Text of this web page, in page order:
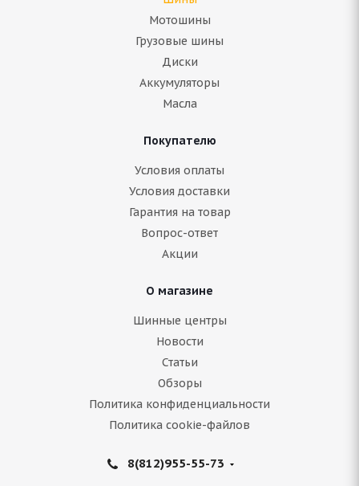
ARIVO ICE CLAW ARW4 175/70 R13 82T
Подробнее
BFGoodrich G-Force Stud 175/70 R13 82Q
Мотошины
Грузовые шины
Диски
Аккумуляторы
Масла
Покупателю
Условия оплаты
Условия доставки
Гарантия на товар
Вопрос-ответ
Акции
О магазине
Шинные центры
Новости
Статьи
Обзоры
Политика конфиденциальности
Политика cookie-файлов
8(812)955-55-73